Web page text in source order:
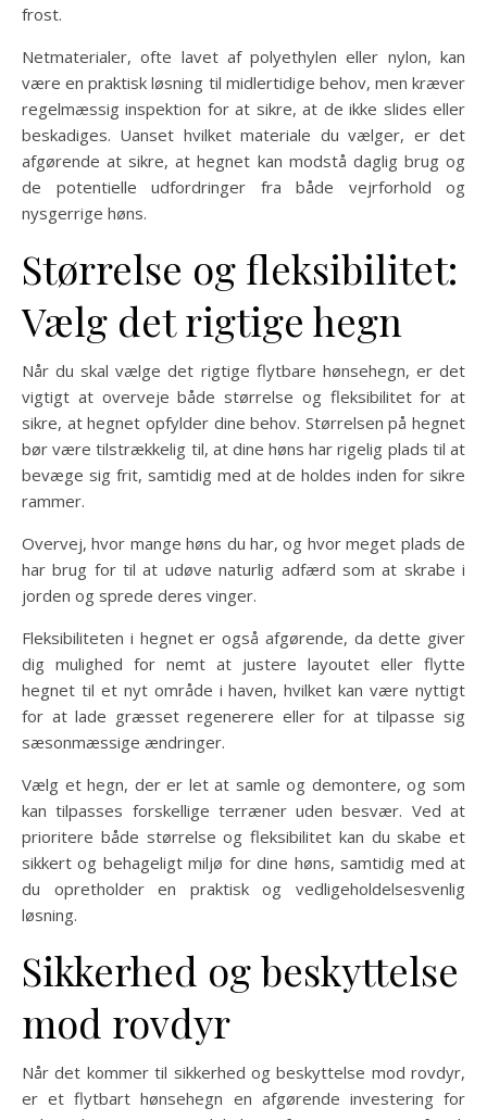
frost.
Netmaterialer, ofte lavet af polyethylen eller nylon, kan
være en praktisk løsning til midlertidige behov, men kræver
regelmæssig inspektion for at sikre, at de ikke slides eller
beskadiges. Uanset hvilket materiale du vælger, er det
afgørende at sikre, at hegnet kan modstå daglig brug og
de potentielle udfordringer fra både vejrforhold og
nysgerrige høns.
Størrelse og fleksibilitet:
Vælg det rigtige hegn
Når du skal vælge det rigtige flytbare hønsehegn, er det
vigtigt at overveje både størrelse og fleksibilitet for at
sikre, at hegnet opfylder dine behov. Størrelsen på hegnet
bør være tilstrækkelig til, at dine høns har rigelig plads til at
bevæge sig frit, samtidig med at de holdes inden for sikre
rammer.
Overvej, hvor mange høns du har, og hvor meget plads de
har brug for til at udøve naturlig adfærd som at skrabe i
jorden og sprede deres vinger.
Fleksibiliteten i hegnet er også afgørende, da dette giver
dig mulighed for nemt at justere layoutet eller flytte
hegnet til et nyt område i haven, hvilket kan være nyttigt
for at lade græsset regenerere eller for at tilpasse sig
sæsonmæssige ændringer.
Vælg et hegn, der er let at samle og demontere, og som
kan tilpasses forskellige terræner uden besvær. Ved at
prioritere både størrelse og fleksibilitet kan du skabe et
sikkert og behageligt miljø for dine høns, samtidig med at
du opretholder en praktisk og vedligeholdelsesvenlig
løsning.
Sikkerhed og beskyttelse
mod rovdyr
Når det kommer til sikkerhed og beskyttelse mod rovdyr,
er et flytbart hønsehegn en afgørende investering for